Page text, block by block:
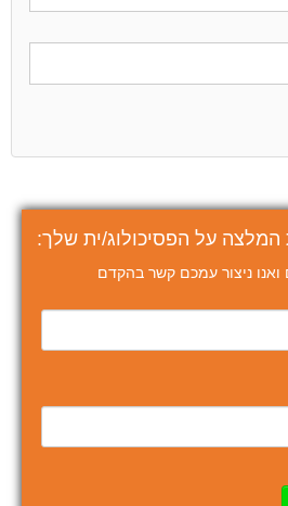
על הפסיכולוג/ית שלך:
ואנו ניצור עמכם קשר בהקדם